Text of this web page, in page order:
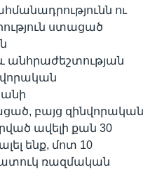
ու
ստացած
անհրաժեշտության
բայց զինվորական
ավելի քան 30
ենք, մոտ 10
ռազմական